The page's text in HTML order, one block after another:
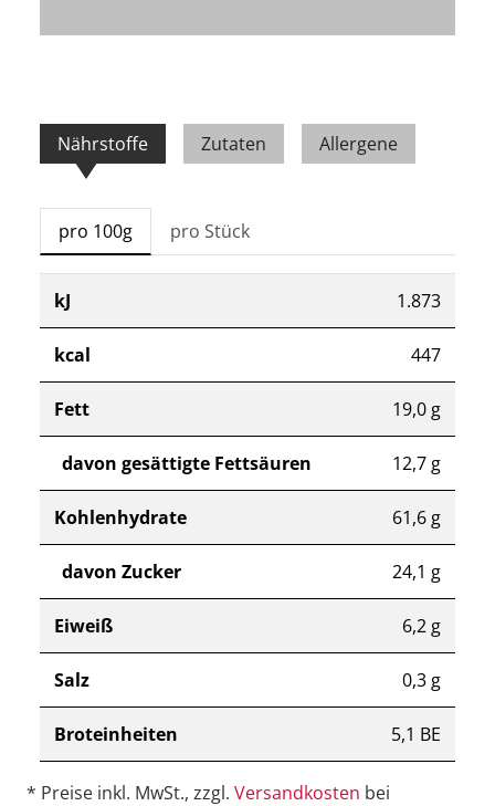
Nährstoffe Zutaten Allergene
pro 100g pro Stück
kJ 1.873
kcal 447
Fett 19,0 g
davon gesättigte Fettsäuren 12,7 g
Kohlenhydrate 61,6 g
davon Zucker 24,1 g
Eiweiß 6,2 g
Salz 0,3 g
Broteinheiten 5,1 BE
* Preise inkl. MwSt., zzgl. Versandkosten bei